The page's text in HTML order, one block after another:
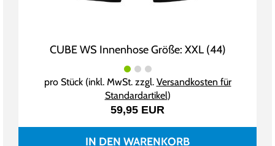
CUBE WS Innenhose Größe: XXL (44)
pro Stück (inkl. MwSt. zzgl. Versandkosten für
Standardartikel)
59,95 EUR
IN DEN WARENKORB